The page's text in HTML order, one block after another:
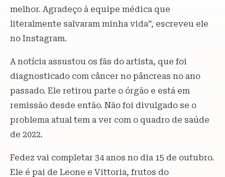
melhor. Agradeço à equipe médica que
literalmente salvaram minha vida”, escreveu ele
no Instagram.
A notícia assustou os fãs do artista, que foi
diagnosticado com câncer no pâncreas no ano
passado. Ele retirou parte o órgão e está em
remissão desde então. Não foi divulgado se o
problema atual tem a ver com o quadro de saúde
de 2022.
Fedez vai completar 34 anos no dia 15 de outubro.
Ele é pai de Leone e Vittoria, frutos do